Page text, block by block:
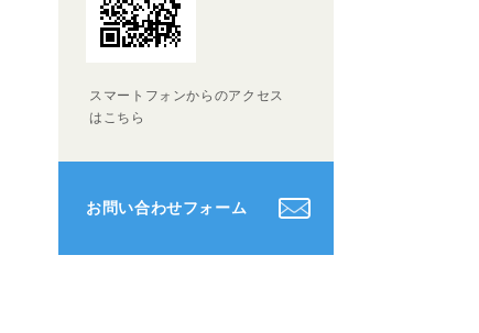
スマートフォンからのアクセス
はこちら
お問い合わせフォーム